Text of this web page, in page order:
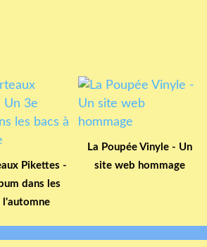
Pikettes -
dans les
l'automne
La Poupée Vinyle - Un
site web hommage